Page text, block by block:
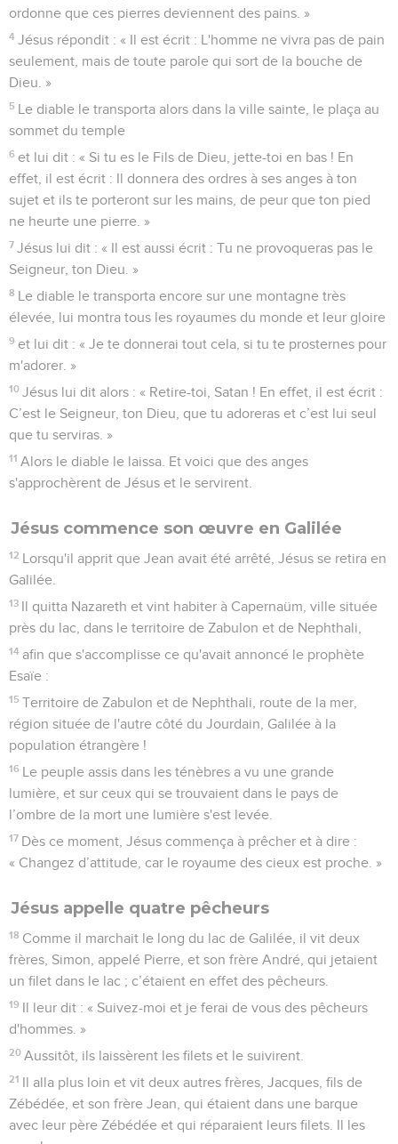
ordonne que ces pierres deviennent des pains. »
4 Jésus répondit : « Il est écrit : L'homme ne vivra pas de pain
seulement, mais de toute parole qui sort de la bouche de
Dieu. »
5 Le diable le transporta alors dans la ville sainte, le plaça au
sommet du temple
6 et lui dit : « Si tu es le Fils de Dieu, jette-toi en bas ! En
effet, il est écrit : Il donnera des ordres à ses anges à ton
sujet et ils te porteront sur les mains, de peur que ton pied
ne heurte une pierre. »
7 Jésus lui dit : « Il est aussi écrit : Tu ne provoqueras pas le
Seigneur, ton Dieu. »
8 Le diable le transporta encore sur une montagne très
élevée, lui montra tous les royaumes du monde et leur gloire
9 et lui dit : « Je te donnerai tout cela, si tu te prosternes pour
m'adorer. »
10 Jésus lui dit alors : « Retire-toi, Satan ! En effet, il est écrit :
C’est le Seigneur, ton Dieu, que tu adoreras et c’est lui seul
que tu serviras. »
11 Alors le diable le laissa. Et voici que des anges
s'approchèrent de Jésus et le servirent.
Jésus commence son œuvre en Galilée
12 Lorsqu'il apprit que Jean avait été arrêté, Jésus se retira en
Galilée.
13 Il quitta Nazareth et vint habiter à Capernaüm, ville située
près du lac, dans le territoire de Zabulon et de Nephthali,
14 afin que s'accomplisse ce qu'avait annoncé le prophète
Esaïe :
15 Territoire de Zabulon et de Nephthali, route de la mer,
région située de l'autre côté du Jourdain, Galilée à la
population étrangère !
16 Le peuple assis dans les ténèbres a vu une grande
lumière, et sur ceux qui se trouvaient dans le pays de
l’ombre de la mort une lumière s'est levée.
17 Dès ce moment, Jésus commença à prêcher et à dire :
« Changez d’attitude, car le royaume des cieux est proche. »
Jésus appelle quatre pêcheurs
18 Comme il marchait le long du lac de Galilée, il vit deux
frères, Simon, appelé Pierre, et son frère André, qui jetaient
un filet dans le lac ; c’étaient en effet des pêcheurs.
19 Il leur dit : « Suivez-moi et je ferai de vous des pêcheurs
d'hommes. »
20 Aussitôt, ils laissèrent les filets et le suivirent.
21 Il alla plus loin et vit deux autres frères, Jacques, fils de
Zébédée, et son frère Jean, qui étaient dans une barque
avec leur père Zébédée et qui réparaient leurs filets. Il les